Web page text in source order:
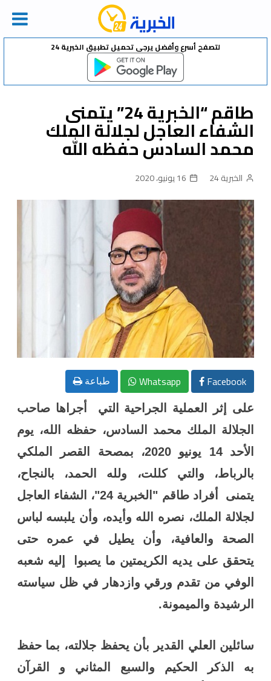
Skip
لتصفح أسرع وأفضل يرجى تحميل تطبيق الخبرية 24
طاقم “الخبرية 24” يتمنى
الشفاء العاجل لجلالة الملك
محمد السادس حفظه الله
الخبرية 24 16 يونيو، 2020
Facebook
Whatsapp طباعة
على إثر العملية الجراحية التي أجراها صاحب
الجلالة الملك محمد السادس، حفظه الله، يوم
الأحد 14 يونيو 2020، بمصحة القصر الملكي
بالرباط، والتي كللت، ولله الحمد، بالنجاح،
يتمنى أفراد طاقم "الخبرية 24"، الشفاء العاجل
لجلالة الملك، نصره الله وأيده، وأن يلبسه لباس
الصحة والعافية، وأن يطيل في عمره حتى
يتحقق على يديه الكريمتين ما يصبوا إليه شعبه
الوفي من تقدم ورقي وازدهار في ظل سياسته
الرشيدة والميمونة.
سائلين العلي القدير بأن يحفظ جلالته، بما حفظ
به الذكر الحكيم والسبع المثاني و القرآن